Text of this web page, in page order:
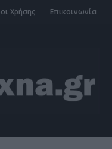
Χρήσης Επικοινωνία